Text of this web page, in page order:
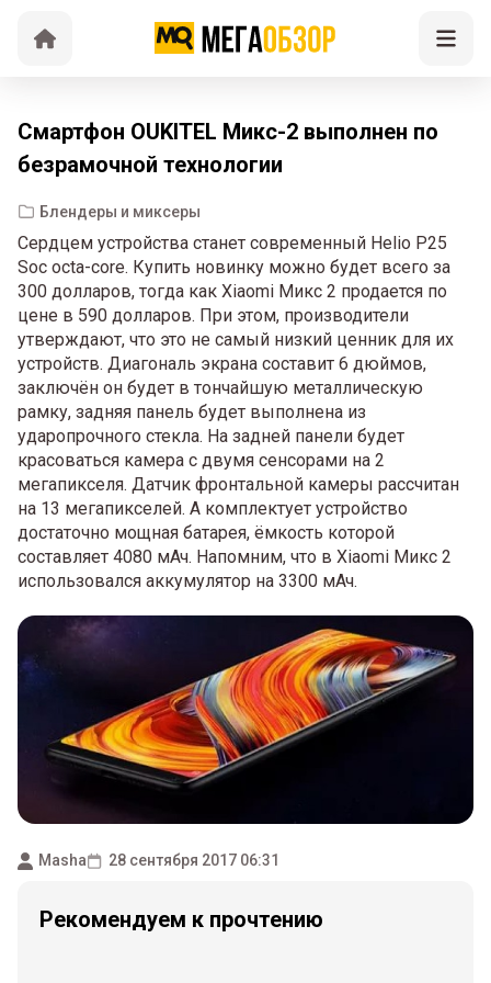
Смартфон OUKITEL Микс-2 выполнен по
безрамочной технологии
Блендеры и миксеры
Сердцем устройства станет современный Helio P25
Soc octa-core. Купить новинку можно будет всего за
300 долларов, тогда как Xiaomi Mикс 2 продается по
цене в 590 долларов. При этом, производители
утверждают, что это не самый низкий ценник для их
устройств. Диагональ экрана составит 6 дюймов,
заключён он будет в тончайшую металлическую
рамку, задняя панель будет выполнена из
ударопрочного стекла. На задней панели будет
красоваться камера с двумя сенсорами на 2
мегапикселя. Датчик фронтальной камеры рассчитан
на 13 мегапикселей. А комплектует устройство
достаточно мощная батарея, ёмкость которой
составляет 4080 мАч. Напомним, что в Xiaomi Mикс 2
использовался аккумулятор на 3300 мАч.
Masha 28 сентября 2017 06:31
Рекомендуем к прочтению